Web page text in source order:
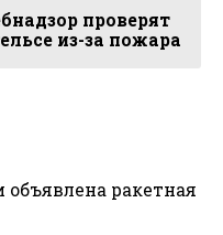
проверят
из-за пожара
объявлена ракетная